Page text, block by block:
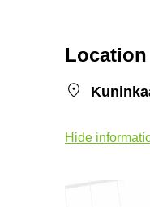
Location
Hide